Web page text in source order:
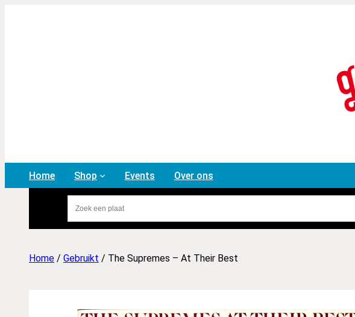
Home Shop Events Over ons
Home / Gebruikt / The Supremes – At Their Best